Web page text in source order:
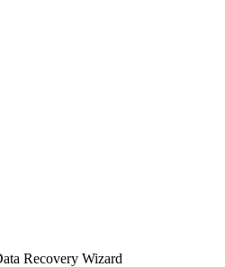
Recovery Wizard